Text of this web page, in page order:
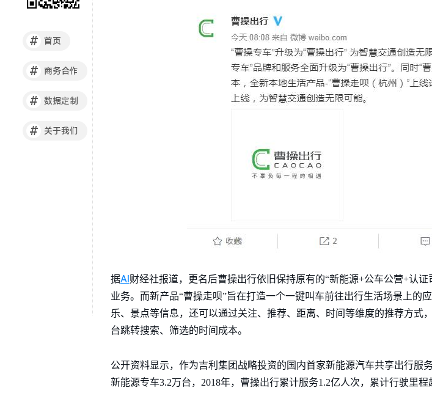
# 首页
# 商务合作
# 数据定制
# 关于我们
据AI财经社报道，更名后曹操出行依旧保持原有的“新能源+公车公营+认
业务。而新产品“曹操走呗”旨在打造一个一键叫车前往出行生活场景上的
乐、景点等信息，还可以通过关注、推荐、距离、时间等维度的推荐方式
台跳转搜索、筛选的时间成本。
公开资料显示，作为吉利集团战略投资的国内首家新能源汽车共享出行服
新能源专车3.2万台，2018年，曹操出行累计服务1.2亿人次，累计行驶里程